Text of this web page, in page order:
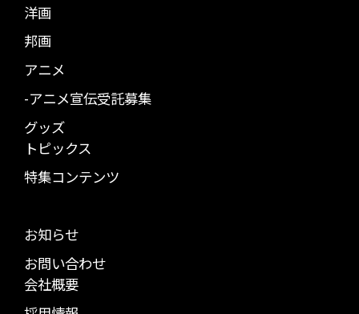
洋画
邦画
アニメ
-アニメ宣伝受託募集
グッズ
トピックス
特集コンテンツ
お知らせ
お問い合わせ
会社概要